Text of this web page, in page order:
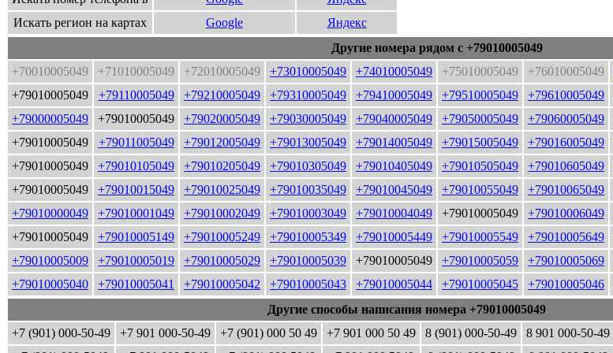
Искать регион на картах
Google
Яндекс
Другие номера рядом с +79010005049
+70010005049
+71010005049 +72010005049 +73010005049 +74010005049 +75010005049 +76010005049
+79010005049
+79110005049 +79210005049 +79310005049 +79410005049 +79510005049 +79610005049
+79000005049
+79010005049 +79020005049 +79030005049 +79040005049 +79050005049 +79060005049
+79010005049
+79011005049 +79012005049 +79013005049 +79014005049 +79015005049 +79016005049
+79010005049
+79010105049 +79010205049 +79010305049 +79010405049 +79010505049 +79010605049
+79010005049
+79010015049 +79010025049 +79010035049 +79010045049 +79010055049 +79010065049
+79010000049
+79010001049 +79010002049 +79010003049 +79010004049 +79010005049 +79010006049
+79010005049
+79010005149 +79010005249 +79010005349 +79010005449 +79010005549 +79010005649
+79010005009
+79010005019 +79010005029 +79010005039 +79010005049 +79010005059 +79010005069
+79010005040
+79010005041 +79010005042 +79010005043 +79010005044 +79010005045 +79010005046
Другие способы написания номера +79010005049
+7 (901) 000-50-49
+7 901 000-50-49 +7 (901) 000 50 49 +7 901 000 50 49 8 (901) 000-50-49 8 901 000-50-49